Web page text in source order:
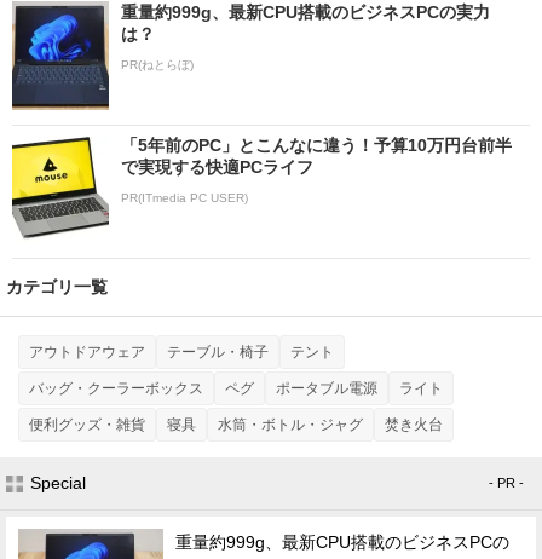
重量約999g、最新CPU搭載のビジネスPCの実力
は？
PR(ねとらぼ)
「5年前のPC」とこんなに違う！予算10万円台前半
で実現する快適PCライフ
PR(ITmedia PC USER)
カテゴリ一覧
アウトドアウェア テーブル・椅子 テント
バッグ・クーラーボックス ペグ ポータブル電源 ライト
便利グッズ・雑貨 寝具 水筒・ボトル・ジャグ 焚き火台
Special - PR -
重量約999g、最新CPU搭載のビジネスPCの